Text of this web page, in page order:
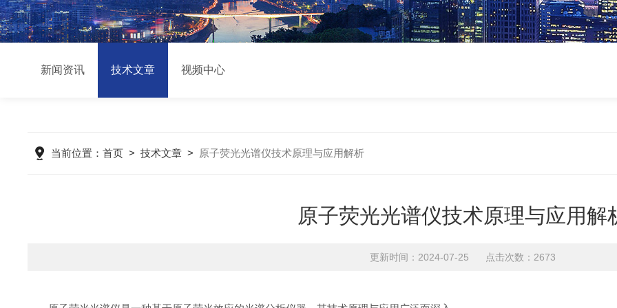
新闻资讯 技术文章 视频中心
当前位置：首页 >技术文章 > 原子荧光光谱仪技术原理与应用解析
原子荧光光谱仪技术原理与应用解
更新时间：2024-07-25 点击次数：2673